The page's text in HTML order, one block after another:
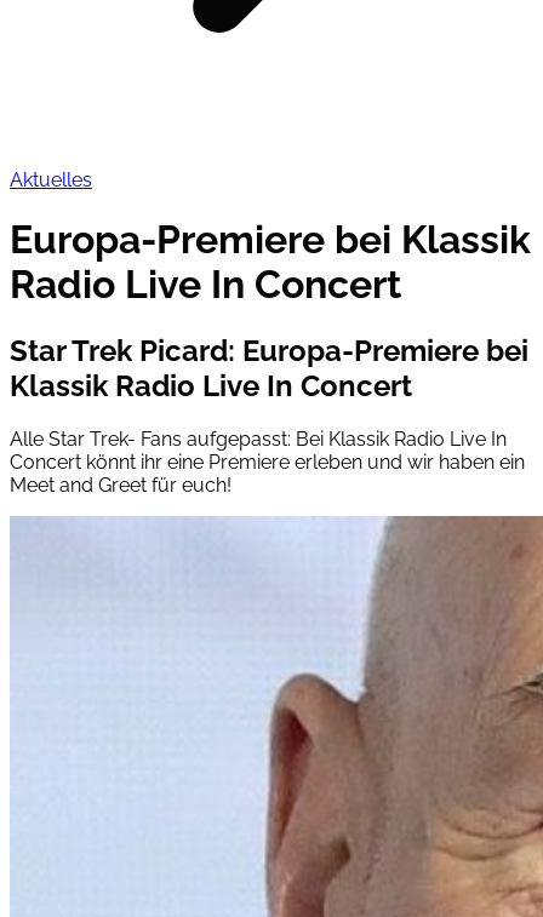
Aktuelles
Europa-Premiere bei Klassik
Radio Live In Concert
Star Trek Picard: Europa-Premiere bei
Klassik Radio Live In Concert
Alle Star Trek- Fans aufgepasst: Bei Klassik Radio Live In
Concert könnt ihr eine Premiere erleben und wir haben ein
Meet and Greet für euch!